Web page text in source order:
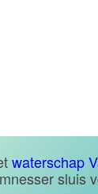
waterschap
sluis